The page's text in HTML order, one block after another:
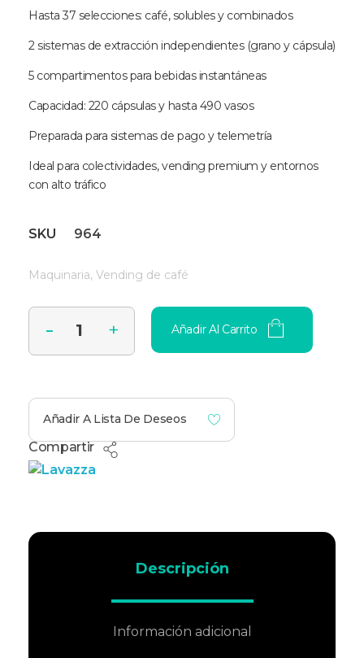
Hasta 37 selecciones: café, solubles y combinados
2 sistemas de extracción independientes (grano y cápsula)
5 compartimentos para bebidas instantáneas
Capacidad: 220 cápsulas y hasta 490 vasos
Preparada para sistemas de pago y telemetría
Ideal para colectividades, vending premium y entornos
con alto tráfico
Añadir Al Carrito
Añadir A Lista De Deseos
Compartir
SKU 964
Maquinaria, Vending de café
Descripción
Información adicional